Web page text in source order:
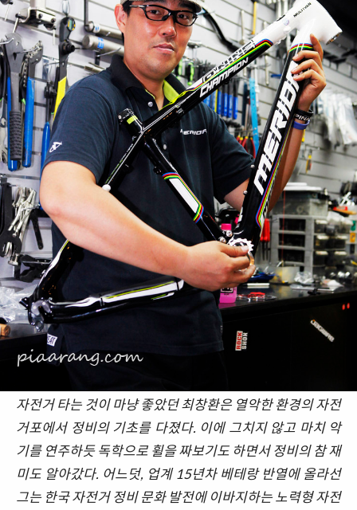
자전거 타는 것이 마냥 좋았던 최창환은 열악한 환경의 자전
거포에서 정비의 기초를 다졌다. 이에 그치지 않고 마치 악
기를 연주하듯 독학으로 휠을 짜보기도 하면서 정비의 참 재
미도 알아갔다. 어느덧, 업계 15년차 베테랑 반열에 올라선
그는 한국 자전거 정비 문화 발전에 이바지하는 노력형 자전